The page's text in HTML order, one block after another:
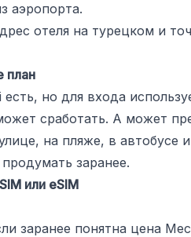
аэропорта.
отеля на турецком и
план
но для входа
сработать. А может
на пляже, в автобусе
заранее.
или eSIM
заранее понятна цена